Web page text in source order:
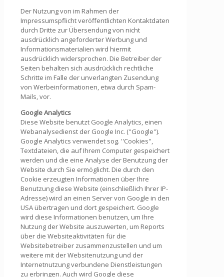
Der Nutzung von im Rahmen der
Impressumspflicht veröffentlichten Kontaktdaten
durch Dritte zur Übersendung von nicht
ausdrücklich angeforderter Werbung und
Informationsmaterialien wird hiermit
ausdrücklich widersprochen. Die Betreiber der
Seiten behalten sich ausdrücklich rechtliche
Schritte im Falle der unverlangten Zusendung
von Werbeinformationen, etwa durch Spam-
Mails, vor.
Google Analytics
Diese Website benutzt Google Analytics, einen
Webanalysedienst der Google Inc. (''Google'').
Google Analytics verwendet sog. ''Cookies'',
Textdateien, die auf Ihrem Computer gespeichert
werden und die eine Analyse der Benutzung der
Website durch Sie ermöglicht. Die durch den
Cookie erzeugten Informationen über Ihre
Benutzung diese Website (einschließlich Ihrer IP-
Adresse) wird an einen Server von Google in den
USA übertragen und dort gespeichert. Google
wird diese Informationen benutzen, um Ihre
Nutzung der Website auszuwerten, um Reports
über die Websiteaktivitäten für die
Websitebetreiber zusammenzustellen und um
weitere mit der Websitenutzung und der
Internetnutzung verbundene Dienstleistungen
zu erbringen. Auch wird Google diese